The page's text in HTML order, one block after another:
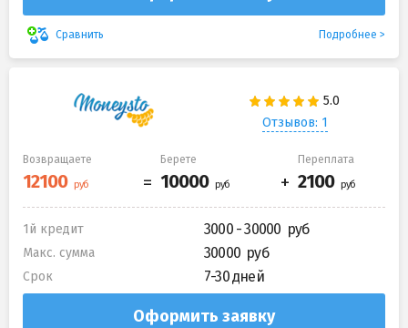
Сравнить Подробнее
Отзывов: 1
Возвращаете Берете Переплата
1й кредит 3000 - 30000
Макс. сумма 30000
Срок 7-30 дней
Оформить заявку